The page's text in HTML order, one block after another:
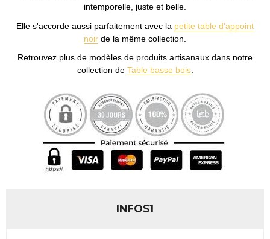
intemporelle, juste et belle.
Elle s'accorde aussi parfaitement avec la petite table d'appoint
noir de la même collection.
Retrouvez plus de modèles de produits artisanaux dans notre
collection de Table basse bois.
INFOS1